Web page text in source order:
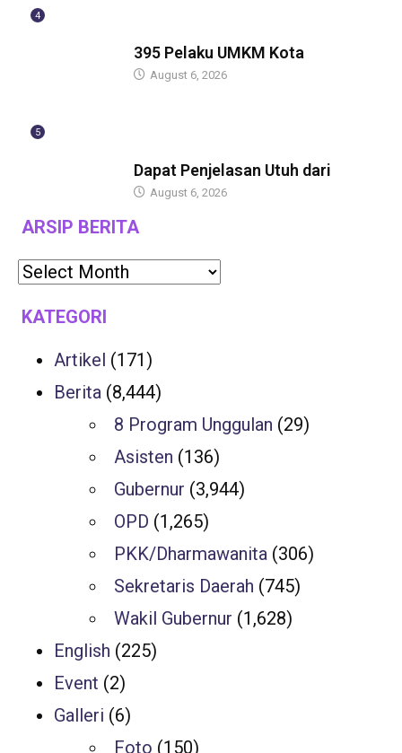
4
395 Pelaku UMKM Kota
August 6, 2026
5
Dapat Penjelasan Utuh dari
August 6, 2026
ARSIP BERITA
KATEGORI
Artikel (171)
Berita (8,444)
8 Program Unggulan (29)
Asisten (136)
Gubernur (3,944)
OPD (1,265)
PKK/Dharmawanita (306)
Sekretaris Daerah (745)
Wakil Gubernur (1,628)
English (225)
Event (2)
Galleri (6)
Foto (150)